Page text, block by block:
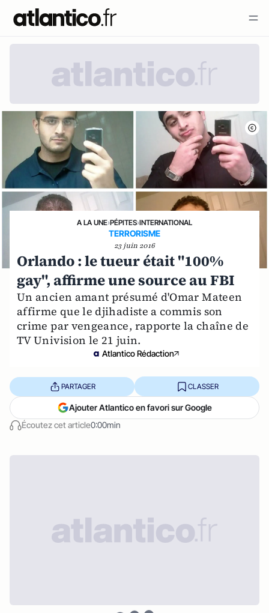
A LA UNE›PÉPITES›INTERNATIONAL
TERRORISME
23 juin 2016
Orlando : le tueur était "100%
gay", affirme une source au FBI
Un ancien amant présumé d'Omar Mateen
affirme que le djihadiste a commis son
crime par vengeance, rapporte la chaîne de
TV Univision le 21 juin.
Atlantico Rédaction
Écoutez cet article0:00min
PARTAGER CLASSER
Ajouter Atlantico en favori sur Google